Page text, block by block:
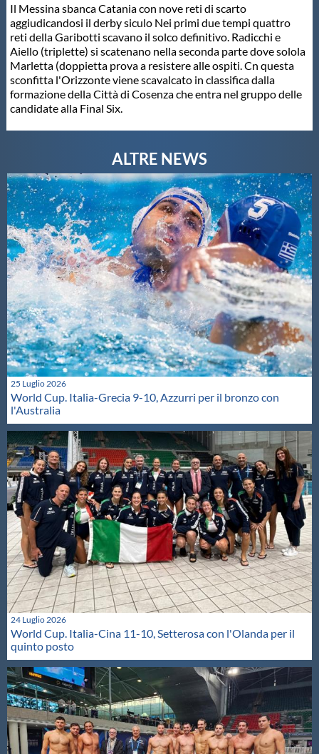
Il Messina sbanca Catania con nove reti di scarto
aggiudicandosi il derby siculo Nei primi due tempi quattro
reti della Garibotti scavano il solco definitivo. Radicchi e
Aiello (triplette) si scatenano nella seconda parte dove solola
Marletta (doppietta prova a resistere alle ospiti. Cn questa
sconfitta l'Orizzonte viene scavalcato in classifica dalla
formazione della Città di Cosenza che entra nel gruppo delle
candidate alla Final Six.
25 Luglio 2026
World Cup. Italia-Grecia 9-10, Azzurri per il bronzo con
l'Australia
24 Luglio 2026
World Cup. Italia-Cina 11-10, Setterosa con l'Olanda per il
quinto posto